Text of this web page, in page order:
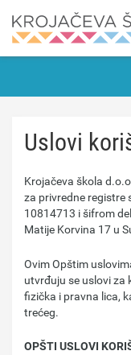
Uslovi
Krojačeva škola
za privredne registre
10814713 i šifrom
Matije Korvina 17 u
Ovim Opštim
utvrđuju se uslovi za
fizička i pravna lica,
trećeg.
OPŠTI USLOVI